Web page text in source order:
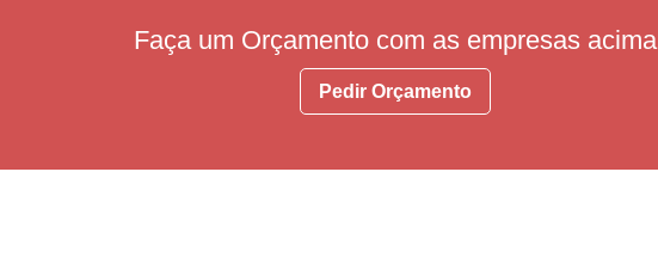
Faça um Orçamento com as empresas acima
Pedir Orçamento